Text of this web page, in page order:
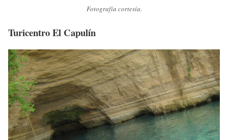
Fotografía cortesía.
Turicentro El Capulín